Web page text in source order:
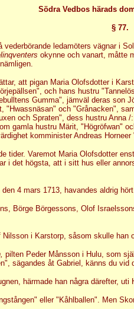
Södra Vedbos härads
§ 77.
ledamöters vägnar i
okynne och vanart, måtte
att pigan Maria Olofsdotter i
och hans hustru
Gumma", jämväl deras
och "Grånacken",
och Spraten", dess hustru
gamla hustru Märit, "Högröfwan"
komminister Andreas Horneer
tider. Varemot Maria Olofsdotter
i det högsta, att i sitt hus eller
4 mars 1713, havandes aldrig
Börge Börgessons, Olof
i Karstorp, såsom skulle
pilten Peder Månsson i Hulu, som
sägandes åt Gabriel, känns du
härmade han några därefter,
eller "Kåhlballen". Men